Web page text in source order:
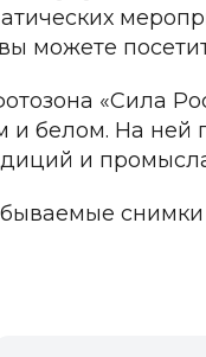
можете
«Сила
и белом. На
и
снимки